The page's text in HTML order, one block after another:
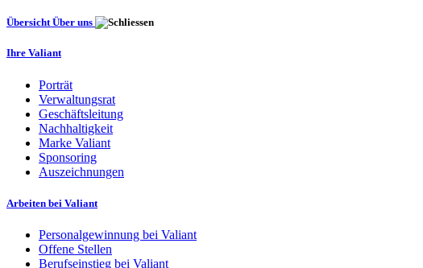
Übersicht Über uns
Ihre Valiant
Porträt
Verwaltungsrat
Geschäftsleitung
Nachhaltigkeit
Marke Valiant
Sponsoring
Auszeichnungen
Arbeiten bei Valiant
Personalgewinnung bei Valiant
Offene Stellen
Berufseinstieg bei Valiant